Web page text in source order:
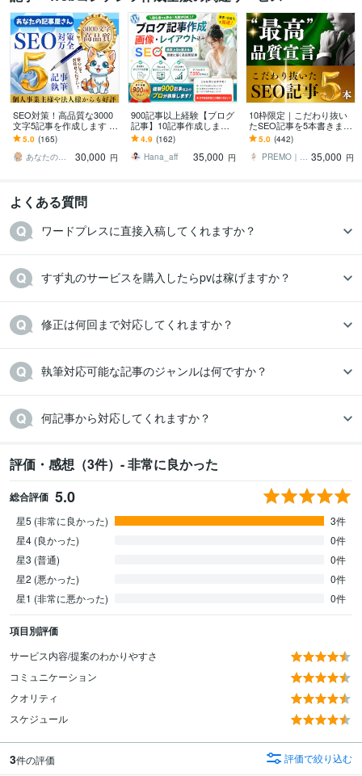
SEO対策！高品質な3000
文字5記事を作成します プ
ロがSEO対策記事を丁寧
に作成！KW提案やWP入
稿も無料！
5.0 (165)
あなたの記事屋さん
30,000 円
900記事以上経験【ブログ
記事】10記事作成します
7000文字・ワードプレス
入稿可！キーワード選
定・画像全込み
4.9 (162)
Hana_aff
35,000 円
10枠限定｜こだわり抜い
たSEO記事を5本書きます
WP入稿無料！キーワー
ド、構成、SEO対策も丸
ごとお任せ！
5.0 (442)
PREMO｜SEO記事＆X運用の専門家 35,000 円
よくある質問
ワードプレスに直接入稿してくれますか？
すず丸のサービスを購入したらpvは稼げますか？
修正は何回まで対応してくれますか？
執筆対応可能な記事のジャンルは何ですか？
何記事から対応してくれますか？
評価・感想（3件）- 非常に良かった
総合評価 5.0
星5 (非常に良かった)
3件
星4 (良かった)
0件
星3 (普通)
0件
星2 (悪かった)
0件
星1 (非常に悪かった)
0件
項目別評価
サービス内容/提案のわかりやすさ
コミュニケーション
クオリティ
スケジュール
3件の評価 評価で絞り込む